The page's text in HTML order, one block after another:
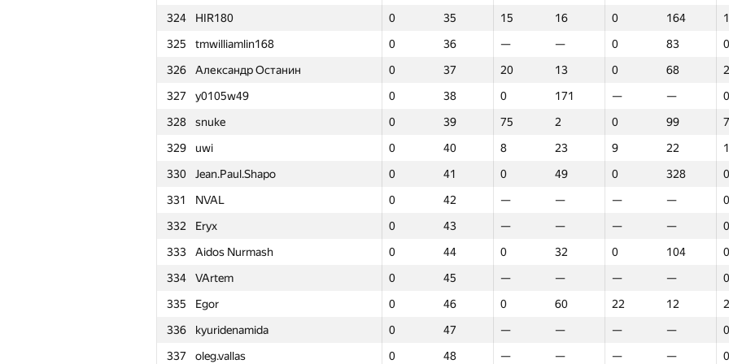
324
HIR180 0 35 15 16 0 164
325
tmwilliamlin168 0 36 — — 0 83 0
326
Александр Останин 0 37 20 13 0 68
327
y0105w49 0 38 0 171 — — 0
328
snuke 0 39 75 2 0 99
329
uwi 0 40 8 23 9 22
330
Jean.Paul.Shapo 0 41 0 49 0 328 0
331
NVAL 0 42 — — — — 0
332
Eryx 0 43 — — — — 0
333
Aidos Nurmash 0 44 0 32 0 104 0
334
VArtem 0 45 — — — — 0
335
Egor 0 46 0 60 22 12
336
kyuridenamida 0 47 — — — — 0
337
oleg.vallas 0 48 — — — — 0
301 Rafael Saddatimov — — 0 171 — — 0
302
nveira — — — — 0 131 0
303
ShavelVal — — 0 575 — — 0
304
Linh Nguyen — — 0 163 0 237 0
305
poul1298 — — 0 575 0 411 0
306
kri-antonio — — 0 575 — — 0
307
Damir Arbula — — 0 387 — — 0
308
Сергей Байбаков — — 0 127 — — 0
309
kurabtsky — — 0 324 — — 0
310
madmonkeyco — — 0 163 — — 0
311
hippskill — — 0 476 — — 0
312
cjtoribio — — 0 220 — — 0
313
alex9x99 — — — — 0 397 0
314
fedor.korobeinikov 7.5 23 0 301 0 189